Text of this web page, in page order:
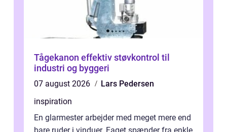
Tågekanon effektiv støvkontrol til
industri og byggeri
07 august 2026
Lars Pedersen
inspiration
En glarmester arbejder med meget mere end